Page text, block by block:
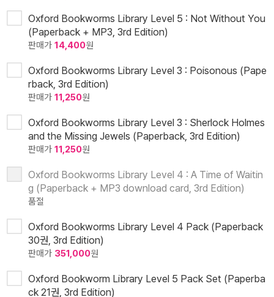
Oxford Bookworms Library Level 5 : Not Without You
(Paperback + MP3, 3rd Edition)
판매가 14,400원
Oxford Bookworms Library Level 3 : Poisonous (Pape
rback, 3rd Edition)
판매가 11,250원
Oxford Bookworms Library Level 3 : Sherlock Holmes
and the Missing Jewels (Paperback, 3rd Edition)
판매가 11,250원
Oxford Bookworms Library Level 4 : A Time of Waitin
g (Paperback + MP3 download card, 3rd Edition)
품절
Oxford Bookworms Library Level 4 Pack (Paperback
30권, 3rd Edition)
판매가 351,000원
Oxford Bookworm Library Level 5 Pack Set (Paperba
ck 21권, 3rd Edition)